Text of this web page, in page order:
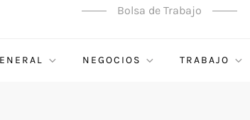
Bolsa de Trabajo
NEGOCIOS TRABAJO